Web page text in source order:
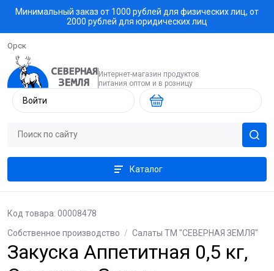
Минимальный заказ от 1000 рублей для физических лиц, от
2000 рублей для юридических лиц
Орск
Интернет-магазин продуктов
питания оптом и в розницу
Войти
Каталог
Собственное производство / Салаты ТМ "СЕВЕРНАЯ ЗЕМЛЯ"
Закуска Аппетитная 0,5 кг,
Код товара: 00008478